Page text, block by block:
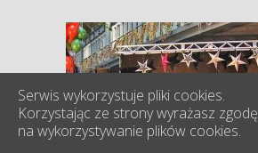
Serwis wykorzystuje pliki cookies.
Korzystając ze strony wyrażasz zgodę
na wykorzystywanie plików cookies.